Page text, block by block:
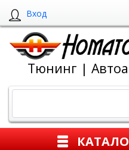
Вход
Тюнинг |